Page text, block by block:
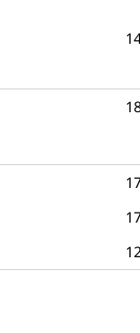
Viehzucht
von Wildtieren
Erben, Erbenliste